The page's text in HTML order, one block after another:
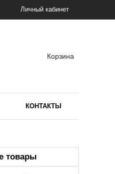
Личный кабинет
Корзина
КОНТАКТЫ
товары